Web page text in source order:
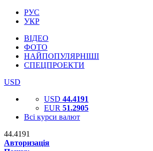
РУС
УКР
ВІДЕО
ФОТО
НАЙПОПУЛЯРНІШІ
СПЕЦПРОЕКТИ
USD
USD 44.4191
EUR 51.2905
Всі курси валют
44.4191
Авторизація